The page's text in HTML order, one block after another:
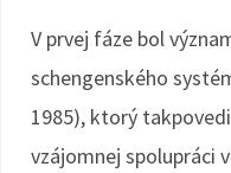
V prvej fáze bol
schengenského
1985), ktorý
vzájomnej spolupráci